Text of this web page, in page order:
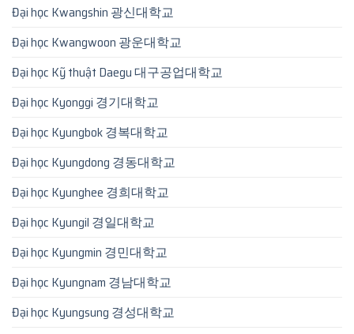
Đại học Kwangshin 광신대학교
Đại học Kwangwoon 광운대학교
Đại học Kỹ thuật Daegu 대구공업대학교
Đại học Kyonggi 경기대학교
Đại học Kyungbok 경복대학교
Đại học Kyungdong 경동대학교
Đại học Kyunghee 경희대학교
Đại học Kyungil 경일대학교
Đại học Kyungmin 경민대학교
Đại học Kyungnam 경남대학교
Đại học Kyungsung 경성대학교